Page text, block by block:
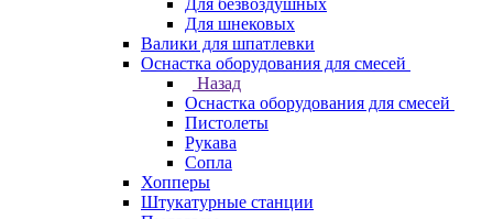
Для безвоздушных
Для шнековых
Валики для шпатлевки
Оснастка оборудования для смесей
Назад
Оснастка оборудования для смесей
Пистолеты
Рукава
Сопла
Хопперы
Штукатурные станции